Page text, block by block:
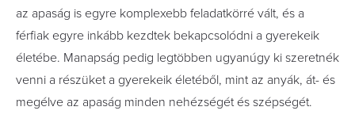
az apaság is egyre komplexebb feladatkörré vált, és a
férfiak egyre inkább kezdtek bekapcsolódni a gyerekeik
életébe. Manapság pedig legtöbben ugyanúgy ki szeretnék
venni a részüket a gyerekeik életéből, mint az anyák, át- és
megélve az apaság minden nehézségét és szépségét.